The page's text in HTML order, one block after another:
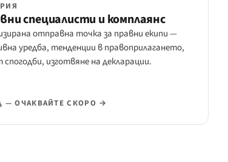
специалисти и комплаянс
отправна точка за правни екипи —
уредба, тенденции в правоприлагането,
изготвяне на декларации.
— ОЧАКВАЙТЕ СКОРО →